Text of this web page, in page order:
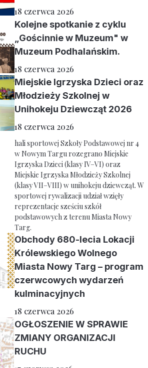
18 czerwca 2026
Kolejne spotkanie z cyklu
„Gościnnie w Muzeum" w
Muzeum Podhalańskim.
18 czerwca 2026
Miejskie Igrzyska Dzieci oraz
Młodzieży Szkolnej w
Unihokeju Dziewcząt 2026
18 czerwca 2026
hali sportowej Szkoły Podstawowej nr 4
w Nowym Targu rozegrano Miejskie
Igrzyska Dzieci (klasy IV–VI) oraz
Miejskie Igrzyska Młodzieży Szkolnej
(klasy VII–VIII) w unihokeju dziewcząt. W
sportowej rywalizacji udział wzięły
reprezentacje sześciu szkół
podstawowych z terenu Miasta Nowy
Targ.
Obchody 680-lecia Lokacji
Królewskiego Wolnego
Miasta Nowy Targ – program
czerwcowych wydarzeń
kulminacyjnych
18 czerwca 2026
OGŁOSZENIE W SPRAWIE
ZMIANY ORGANIZACJI
RUCHU